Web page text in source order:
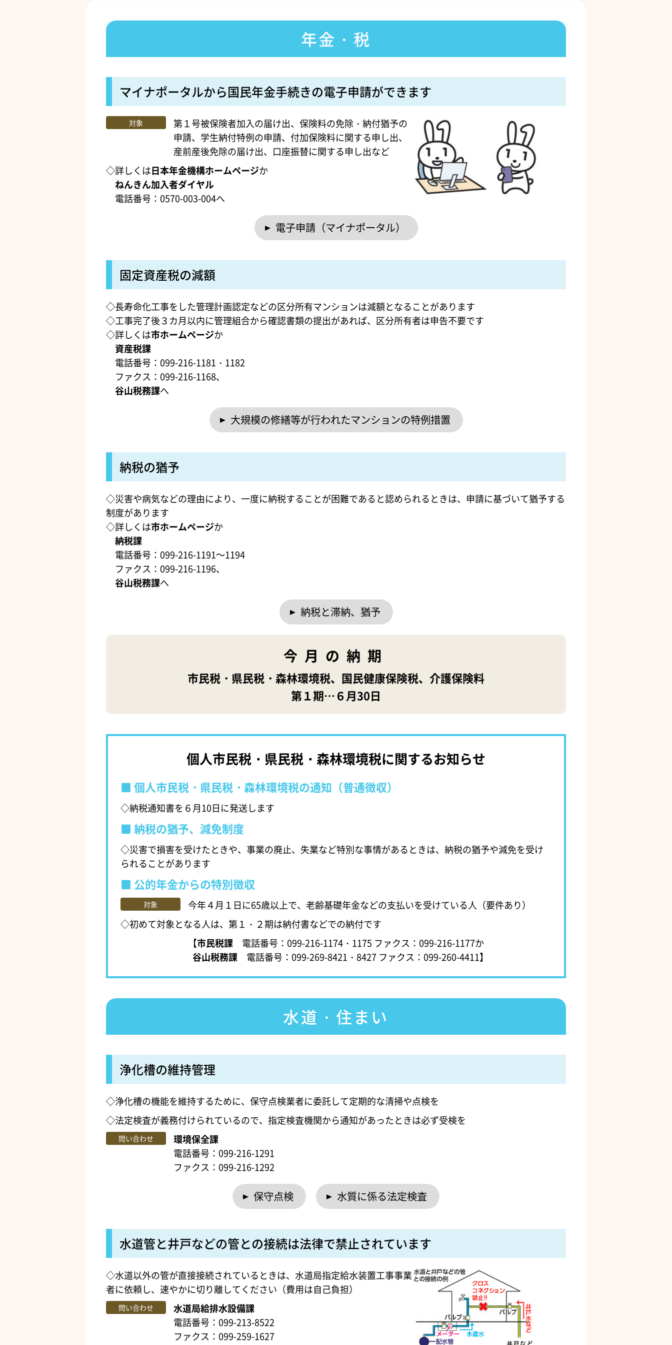
年金・税
マイナポータルから国民年金手続きの電子申請ができます
対象
第１号被保険者加入の届け出、保険料の免除・納付猶予の
申請、学生納付特例の申請、付加保険料に関する申し出、
産前産後免除の届け出、口座振替に関する申し出など
◇詳しくは日本年金機構ホームページか
ねんきん加入者ダイヤル
電話番号：0570-003-004へ
電子申請（マイナポータル）
固定資産税の減額
◇長寿命化工事をした管理計画認定などの区分所有マンションは減額となることがあります
◇工事完了後３カ月以内に管理組合から確認書類の提出があれば、区分所有者は申告不要です
◇詳しくは市ホームページか
資産税課
電話番号：099-216-1181・1182
ファクス：099-216-1168、
谷山税務課へ
大規模の修繕等が行われたマンションの特例措置
納税の猶予
◇災害や病気などの理由により、一度に納税することが困難であると認められるときは、申請に基づいて猶予する
制度があります
◇詳しくは市ホームページか
納税課
電話番号：099-216-1191～1194
ファクス：099-216-1196、
谷山税務課へ
納税と滞納、猶予
今月の納期
市民税・県民税・森林環境税、国民健康保険税、介護保険料
第１期…６月30日
個人市民税・県民税・森林環境税に関するお知らせ
個人市民税・県民税・森林環境税の通知（普通徴収）
◇納税通知書を６月10日に発送します
納税の猶予、減免制度
◇災害で損害を受けたときや、事業の廃止、失業など特別な事情があるときは、納税の猶予や減免を受け
られることがあります
公的年金からの特別徴収
対象
今年４月１日に65歳以上で、老齢基礎年金などの支払いを受けている人（要件あり）
◇初めて対象となる人は、第１・２期は納付書などでの納付です
【市民税課
電話番号：099-216-1174・1175 ファクス：099-216-1177か
谷山税務課 電話番号：099-269-8421・8427 ファクス：099-260-4411】
水道・住まい
浄化槽の維持管理
◇浄化槽の機能を維持するために、保守点検業者に委託して定期的な清掃や点検を
◇法定検査が義務付けられているので、指定検査機関から通知があったときは必ず受検を
問い合わせ
環境保全課
電話番号：099-216-1291
ファクス：099-216-1292
保守点検 水質に係る法定検査
水道管と井戸などの管との接続は法律で禁止されています
◇水道以外の管が直接接続されているときは、水道局指定給水装置工事事業
者に依頼し、速やかに切り離してください（費用は自己負担）
問い合わせ
水道局給排水設備課
電話番号：099-213-8522
ファクス：099-259-1627